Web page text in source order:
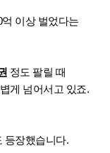
정도 팔릴 때
게 넘어서고 있죠.
등장했습니다.